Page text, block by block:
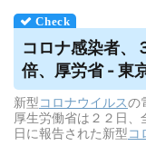
コロナ感染者、
倍、厚労省 - 東
新型コロナウイルスの
厚生労働省は２２日、
日に報告された新型コ